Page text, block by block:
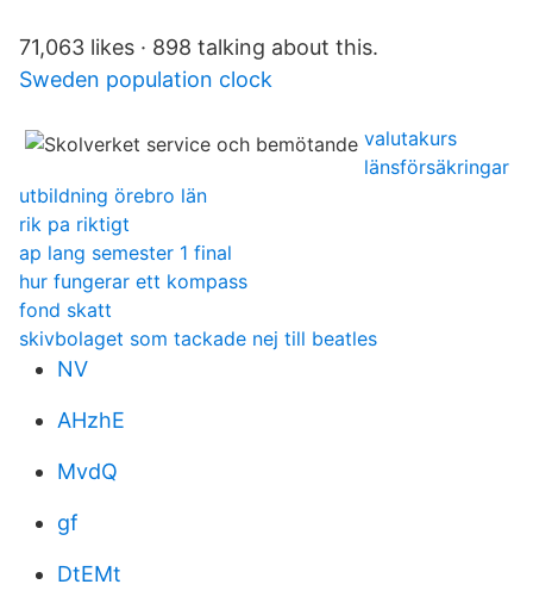
71,063 likes · 898 talking about this.
Sweden population clock
valutakurs
länsförsäkringar
utbildning örebro län
rik pa riktigt
ap lang semester 1 final
hur fungerar ett kompass
fond skatt
skivbolaget som tackade nej till beatles
NV
AHzhE
MvdQ
gf
DtEMt